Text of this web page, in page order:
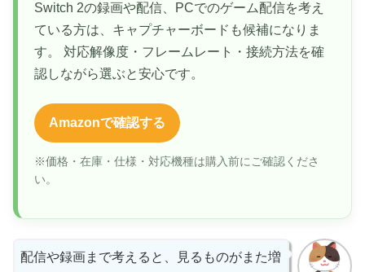
Switch 2の録画や配信、PCでのゲーム配信を考え
ている方は、キャプチャーボードも候補になりま
す。 対応解像度・フレームレート・接続方法を確
認しながら選ぶと安心です。
Amazonで確認する
※価格・在庫・仕様・対応機種は購入前にご確認くださ
い。
配信や録画まで考えると、見るものがまた増